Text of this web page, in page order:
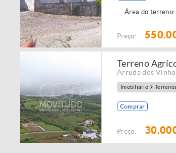
Área do terreno:
Preço:
Terreno
Arruda dos
Imobiliário
Comprar
Preço: